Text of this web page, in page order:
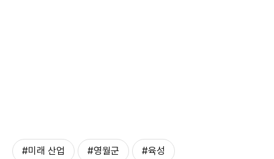
#미래 산업 #영월군 #육성